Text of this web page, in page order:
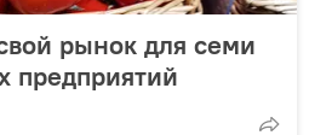
рынок для семи
предприятий